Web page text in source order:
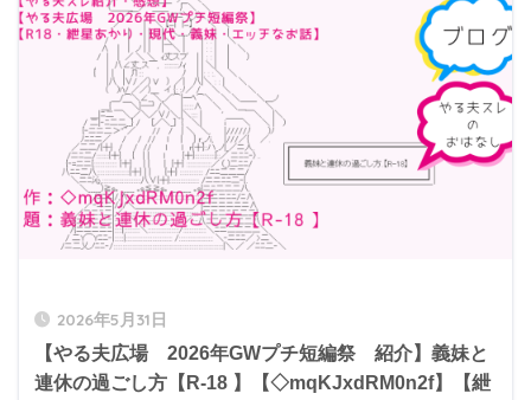
2026年5月31日
【やる夫広場 2026年GWプチ短編祭 紹介】義妹と
連休の過ごし方【R-18 】【◇mqKJxdRM0n2f】【紲